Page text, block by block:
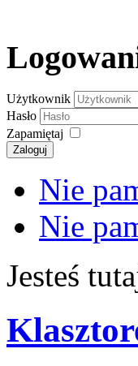
Użytkownik
Hasło
Zapamiętaj
Zaloguj
Nie
Nie
Jesteś